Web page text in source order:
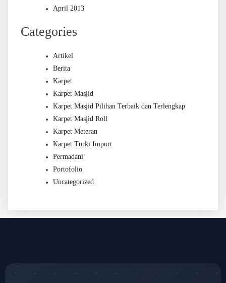
April 2013
Categories
Artikel
Berita
Karpet
Karpet Masjid
Karpet Masjid Pilihan Terbaik dan Terlengkap
Karpet Masjid Roll
Karpet Meteran
Karpet Turki Import
Permadani
Portofolio
Uncategorized